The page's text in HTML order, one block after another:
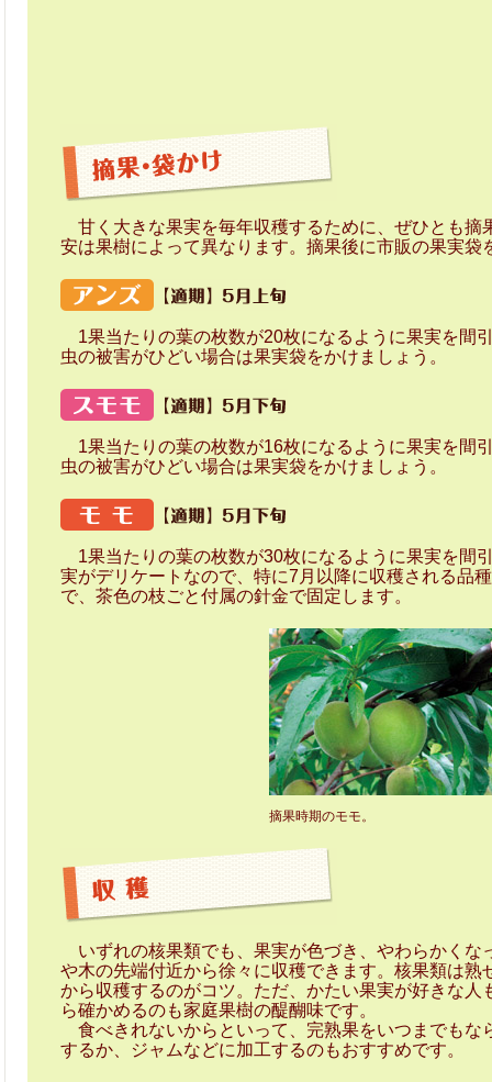
甘く大きな果実を毎年収穫するために、ぜひとも摘
安は果樹によって異なります。摘果後に市販の果実
1果当たりの葉の枚数が20枚になるように果実を間
虫の被害がひどい場合は果実袋をかけましょう。
1果当たりの葉の枚数が16枚になるように果実を間
虫の被害がひどい場合は果実袋をかけましょう。
1果当たりの葉の枚数が30枚になるように果実を間
実がデリケートなので、特に7月以降に収穫される品
で、茶色の枝ごと付属の針金で固定します。
摘果時期のモモ。
いずれの核果類でも、果実が色づき、やわらかくな
や木の先端付近から徐々に収穫できます。核果類は
から収穫するのがコツ。ただ、かたい果実が好きな
ら確かめるのも家庭果樹の醍醐味です。
食べきれないからといって、完熟果をいつまでもな
するか、ジャムなどに加工するのもおすすめです。